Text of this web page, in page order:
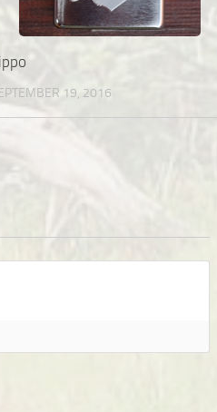
19, 2016